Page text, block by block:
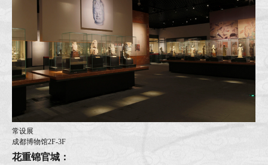
常设展
成都博物馆2F-3F
花重锦官城：